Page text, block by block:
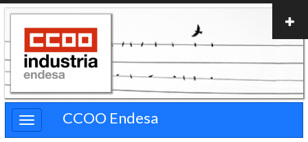
Pasar
contenido
principal
CCOO Endesa